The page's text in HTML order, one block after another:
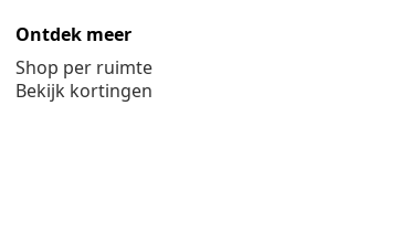
Ontdek meer
Shop per ruimte
Bekijk kortingen